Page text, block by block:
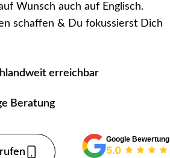
Wunsch auch auf Englisch.
schaffen & Du fokussierst Dich
erreichbar
Beratung
Google Bewertung